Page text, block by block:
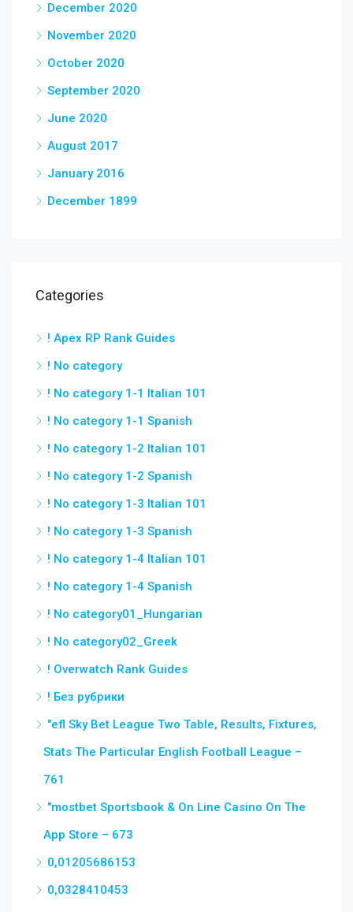
December 2020
November 2020
October 2020
September 2020
June 2020
August 2017
January 2016
December 1899
Categories
! Apex RP Rank Guides
! No category
! No category 1-1 Italian 101
! No category 1-1 Spanish
! No category 1-2 Italian 101
! No category 1-2 Spanish
! No category 1-3 Italian 101
! No category 1-3 Spanish
! No category 1-4 Italian 101
! No category 1-4 Spanish
! No category01_Hungarian
! No category02_Greek
! Overwatch Rank Guides
! Без рубрики
"efl Sky Bet League Two Table, Results, Fixtures,
Stats The Particular English Football League –
761
"‎mostbet Sportsbook & On Line Casino On The
App Store – 673
0,01205686153
0,0328410453